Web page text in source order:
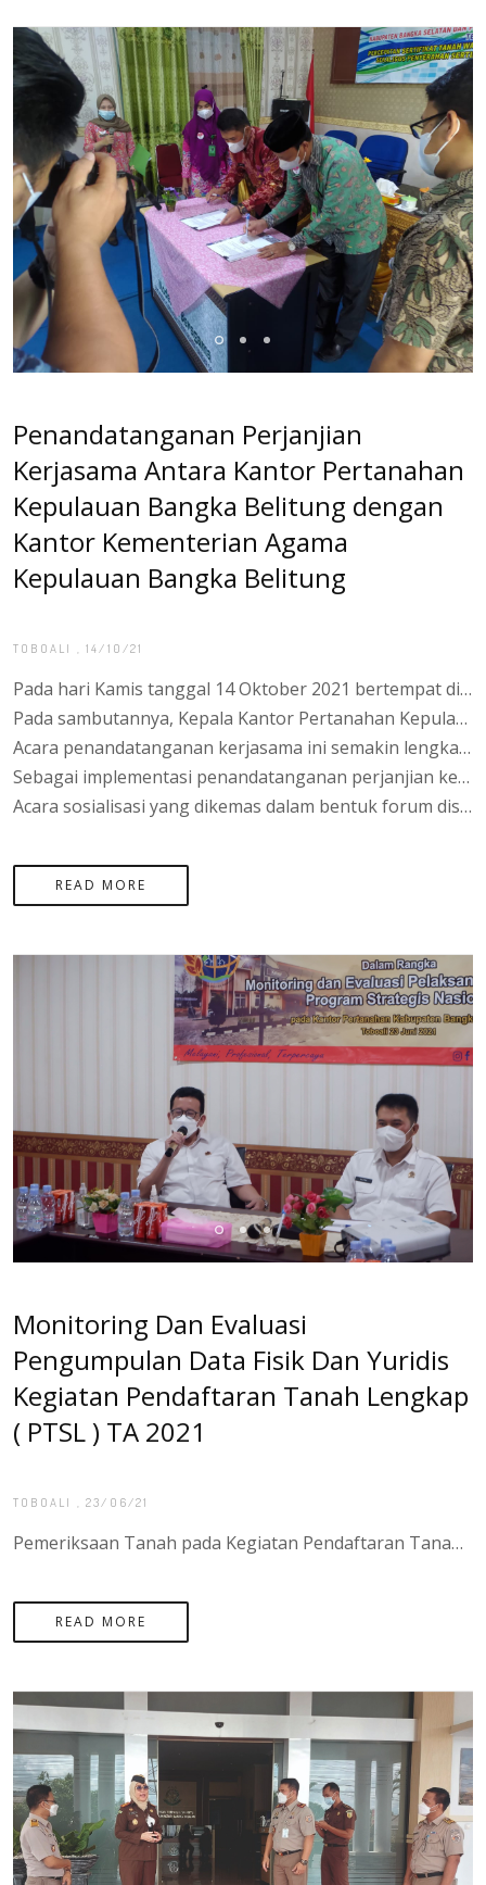
Penandatanganan Perjanjian
Kerjasama Antara Kantor Pertanahan
Kepulauan Bangka Belitung dengan
Kantor Kementerian Agama
Kepulauan Bangka Belitung
TOBOALI , 14/10/21
Pada hari Kamis tanggal 14 Oktober 2021 bertempat di Aula Kantor Kementerian Agama Kepulauan Bangka Belitung beralamat di Jalan Komplek Perkantoran Terpadu Pemerintah Kepulauan Bangka Belitung, resmi ditandatangani perjanjian kerjasama antara Kantor Pertanahan Kepulauan Bangka Belitung dan Kantor Kementerian Agama Kepulauan Bangka Belitung Nomor: 983/KK.29.05/TU.HM.01/10/2021 dan Nomor: 43/PKS-19.03.UP.01.03/X/2021 dengan substansi perjanjian kerjasama yang pada intinya berisi kesepakatan antara kedua Kementerian untuk bersinergi mendukung percepatan pelaksanaan sertipikasi dan menjamin kepastian hukum hak atas tanah wakaf dan tanah peribadatan lainnya di Kepulauan Bangka Belitung. Acara ini dihadiri langsung oleh Kepala Kantor Pertanahan Kepulauan Bangka Belitung, Agung Basuki, S.ST., M.H. dan Kepala Kantor Kementerian Agama Kepulauan Bangka Belitung, H. Jamaludin, S.Ag., M.H.
Pada sambutannya, Kepala Kantor Pertanahan Kepulauan Bangka Belitung menyampaikan bahwa tugas pokok dan fungsi kantor pertanahan tidak terbatas hanya pada proses sertipikasi hak atas tanah saja, tetapi secara lebih luas adalah mendukung Program Strategis Nasional yang digagas pemerintah pusat dan disertai program lanjutan pasca sertipikasi yaitu pemberdayaan masyarakat pasca legalisasi aset untuk meningkatkan kesejahteraan ekonomi masyarakat melalui pembinaan kemitraan bersama perbankan dan instansi pemerintah lainnya. Sementara Kepala Kantor Kementerian Agama Kepulauan Bangka Belitung menyampaikan ucapan terimakasih kepada Kantor Pertanahan Kepulauan Bangka Belitung dan jajarannya yang telah mendukung sertipikasi aset Kementerian Agama berupa Kantor Urusan Agama (KUA) yang tersebar di wilayah Kepulauan Bangka Belitung. Kepala Kantor Kementerian Agama Kepulauan Bangka Belitung juga menyampaikan bahwa masyarakat umumnya hanya mengenal Kementerian Agama merupakan lembaga yang menyelenggarakan ibadah haji dan mengatur urusan perkawinan saja. Namun, secara lebih luas Kantor Kementerian Agama juga menyelenggarakan pendidikan berbasis keagamaan seperti rencana pembangunan Madrasah Aliyah Negeri Program Khusus yang akan dibangun untuk pertamakalinya di Kepulauan Bangka Belitung.
Acara penandatanganan kerjasama ini semakin lengkap dengan diselenggerakannya acara penyerahan 2 (dua) sertipikat Wakaf kepada Nadzir dengan penggunaan tanah masing-masing untuk Masjid Nurul Iman dan Taman Pendidikan Al-Qur’an Nurul Iman yang keduanya terletak di Desa Penutuk, Kecamatan Lepar Pongok. Kepala Kantor Pertanahan Kepulauan Bangka Belitung berharap dengan diserahkannya sertipikat hak atas tanah kepada para Nadzir, pengelola harta wakaf dapat memperoleh kepastian hukum kepemilikan tanah yang digunakan untuk keperluan peribadatan dan dapat dimanfaatkan dengan baik untuk kepentingan khususnya para santri dan umat muslim pada umumnya
Sebagai implementasi penandatanganan perjanjian kerjasama ini, pada hari jumat tanggal 15 Oktober 2021 dilaksanakan Sosialisasi Sertipikasi Tanah Wakaf dan Tanah Peribadatan Lainnya yang dihadiri para pemuka agama, Pengurus Badan Wakaf Indonesia (BWI), Nadzir di lingkungan Kecamatan Tukak Sadai dengan Narasumber Kepala Seksi Penetapan Hak dan Pendaftaran Tanah, MGS. Dedi, A,Md, Kepala Seksi Survei dan Pemetaan, Ema Martonowadi, S.AP., M.M., dan Pejabat Fungsional Koordinator Penetapan Hak, Tan Reza Biando, S.H. dengan difasilitasi oleh Kepala Seksi Penyelenggaraan Zakat dan Wakaf, Yuslalili Ningsih, S.Ag.
Acara sosialisasi yang dikemas dalam bentuk forum diskusi ini tetap mematuhi protokol kesehatan dan mendukung upaya pemerintah mencegah dan menanggulangi penyebaran Covid-19. Pada Acara ini disampaikan materi mengenai prosedur dan persyaratan sertipikasi tanah wakaf, pembahasan dan penyelesaian permasalahan seputar tanah wakaf serta kewajiban pemegang dan pengelola tanah wakaf dalam memelihara tanda batas bidang tanah untuk mencegah permasalahan sengketa batas dikemudian hari. Acara sosialisasi ini sangat bermanfaat untuk memberikan pemahaman kepada para Nadzir di Kecamatan Tukak Sadai untuk mempersiapkan dokumen yang diperlukan dalam proses sertipikasi tanah wakaf berserta prosedur legalisasi penetapan Nadzir perorangan dan/atau badan hukum yang merupakan dokumen tidak terpisahkan pada permohonan Hak Wakaf di kantor pertanahan.
READ MORE
Monitoring Dan Evaluasi
Pengumpulan Data Fisik Dan Yuridis
Kegiatan Pendaftaran Tanah Lengkap
( PTSL ) TA 2021
TOBOALI , 23/06/21
Pemeriksaan Tanah pada Kegiatan Pendaftaran Tanah Sistematis Lengkap (PTSL) Tahun 2021 yang di laksankan di desa Penutuk dan Desa Tanjung Labu di pulau Lepar yang di hadiri oleh bapak Agung Basuki, S.ST.,M.H Selaku Kepala Kantor Pertanahan Kabupaten Bangk
READ MORE